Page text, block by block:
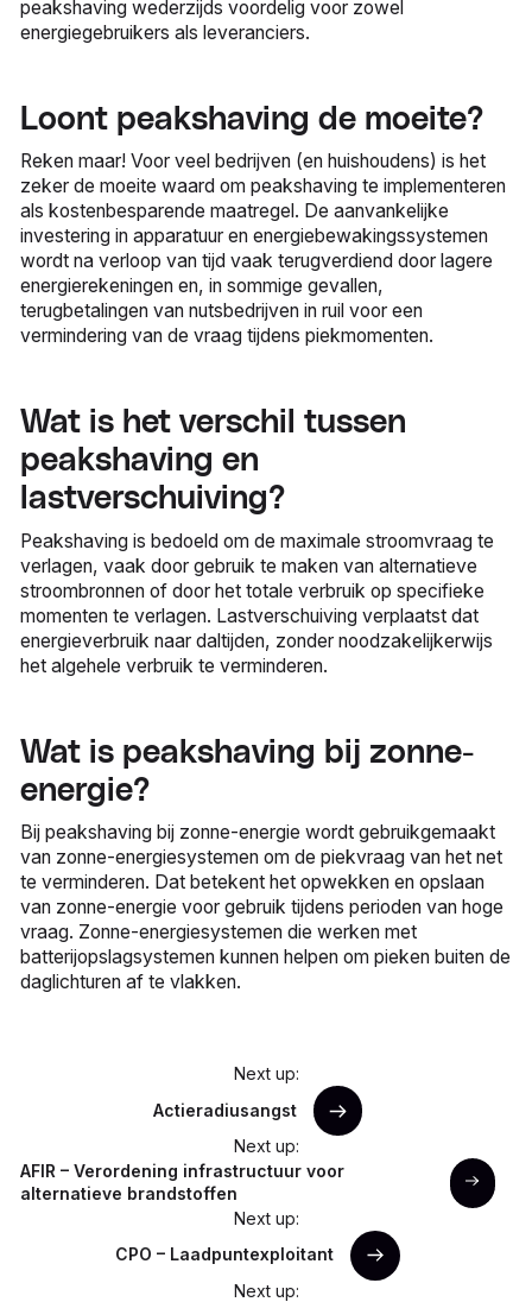
peakshaving wederzijds voordelig voor zowel
energiegebruikers als leveranciers.
Loont peakshaving de moeite?
Reken maar! Voor veel bedrijven (en huishoudens) is het
zeker de moeite waard om peakshaving te implementeren
als kostenbesparende maatregel. De aanvankelijke
investering in apparatuur en energiebewakingssystemen
wordt na verloop van tijd vaak terugverdiend door lagere
energierekeningen en, in sommige gevallen,
terugbetalingen van nutsbedrijven in ruil voor een
vermindering van de vraag tijdens piekmomenten.
Wat is het verschil tussen
peakshaving en
lastverschuiving?
Peakshaving is bedoeld om de maximale stroomvraag te
verlagen, vaak door gebruik te maken van alternatieve
stroombronnen of door het totale verbruik op specifieke
momenten te verlagen. Lastverschuiving verplaatst dat
energieverbruik naar daltijden, zonder noodzakelijkerwijs
het algehele verbruik te verminderen.
Wat is peakshaving bij zonne-
energie?
Bij peakshaving bij zonne-energie wordt gebruikgemaakt
van zonne-energiesystemen om de piekvraag van het net
te verminderen. Dat betekent het opwekken en opslaan
van zonne-energie voor gebruik tijdens perioden van hoge
vraag. Zonne-energiesystemen die werken met
batterijopslagsystemen kunnen helpen om pieken buiten de
daglichturen af te vlakken.
Next up:
Actieradiusangst
Next up:
AFIR – Verordening infrastructuur voor
alternatieve brandstoffen
Next up:
CPO – Laadpuntexploitant
Next up: